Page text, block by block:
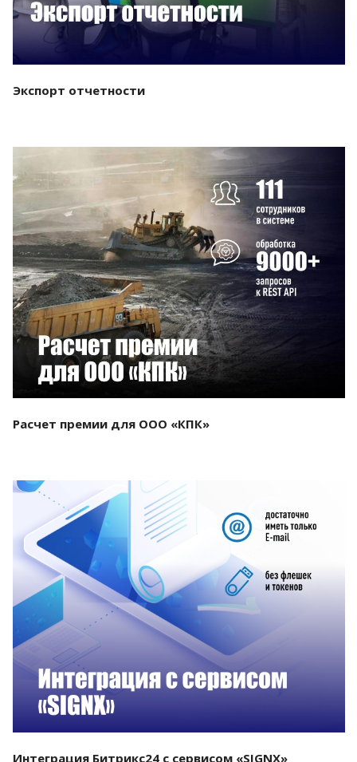
Экспорт отчетности
Смотреть проект
Расчет премии для ООО «КПК»
Смотреть проект
Интеграция Битрикс24 с сервисом «SIGNX»